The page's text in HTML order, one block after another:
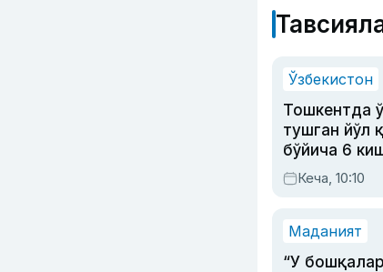
Ўзбекистон
Тошкентда
тушган йўл
бўйича 6
ҳукми ўқилди
Кеча, 10:10
Маданият
“У